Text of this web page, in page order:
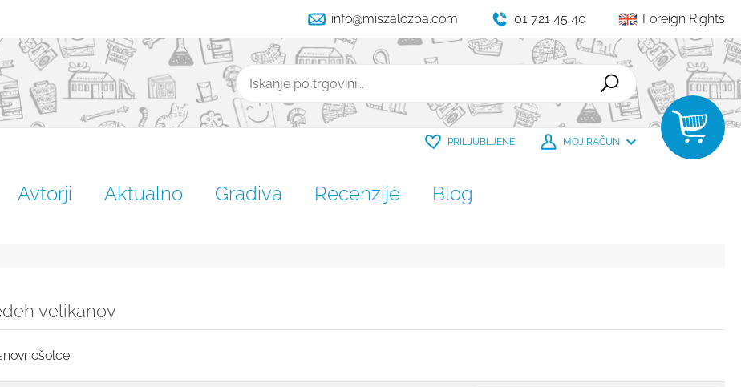
info@miszalozba.com 01 721 45 40 Foreign Rights
Išči
PRILJUBLJENE MOJ RAČUN
Avtorji Aktualno Gradiva Recenzije Blog
velikanov